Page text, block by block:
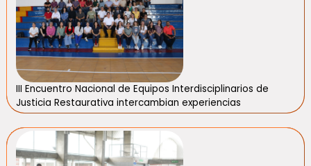
III Encuentro Nacional de Equipos Interdisciplinarios de
Justicia Restaurativa intercambian experiencias